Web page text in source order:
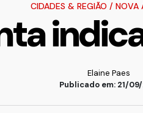
CIDADES & REGIÃO / NOVA
Elaine Paes
Publicado em: 21/09/